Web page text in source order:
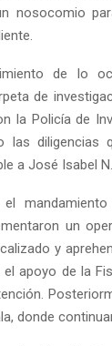
nosocomio
de lo
de
la Policía de
las diligencias
a José Isabel N.
un
y
apoyo de la
donde